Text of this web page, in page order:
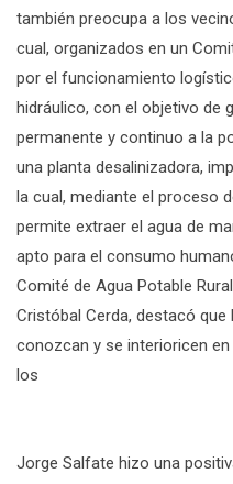
también preocupa a los
cual, organizados en un
por el funcionamiento
hidráulico, con el objetivo de
permanente y continuo a la
una planta desalinizadora,
la cual, mediante el proceso
permite extraer el agua de
apto para el consumo
Comité de Agua Potable
Cristóbal Cerda, destacó
conozcan y se interioricen
los
Jorge Salfate hizo una